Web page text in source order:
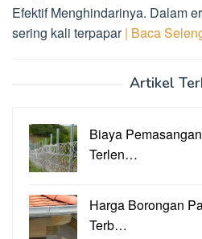
Efektif Menghindarinya. Dalam
sering kali terpapar| Baca
Artikel
Biaya
Terlen…
Harga Borongan
Terb…